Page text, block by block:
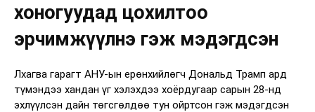
хоногуудад цохилтоо
эрчимжүүлнэ гэж мэдэгдсэн
Лхагва гарагт АНУ-ын ерөнхийлөгч Дональд Трамп ард
түмэндээ хандан үг хэлэхдээ хоёрдугаар сарын 28-нд
эхлүүлсэн дайн төгсгөлдөө тун ойртсон гэж мэдэгдсэн